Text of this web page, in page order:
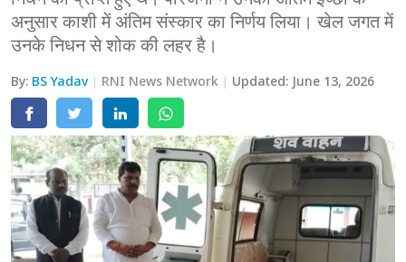
अनुसार काशी में अंतिम संस्कार का निर्णय लिया। खेल जगत में
उनके निधन से शोक की लहर है।
By: BS Yadav RNI News Network Updated: June 13, 2026
अलीगढ़
मथुरा
मेरठ
मुरादाबाद
गोरखपुर
प्रयागराज